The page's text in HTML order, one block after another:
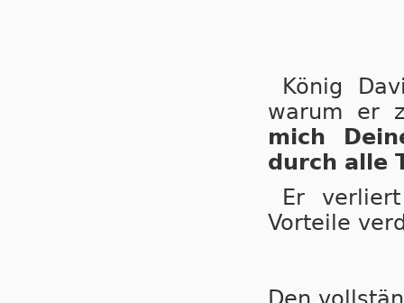
König
wa­rum er
mich
durch al­le
Er
Vorteile